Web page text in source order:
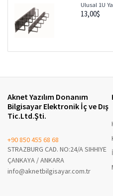
Ulusal 1U
13,00$
Aknet Yazılım Donanım
Bilgisayar Elektronik İç ve Dış
Tic.Ltd.Şti.
+90 850 455 68 68
STRAZBURG CAD. NO:24/A SIHHIYE
ÇANKAYA / ANKARA
info@aknetbilgisayar.com.tr